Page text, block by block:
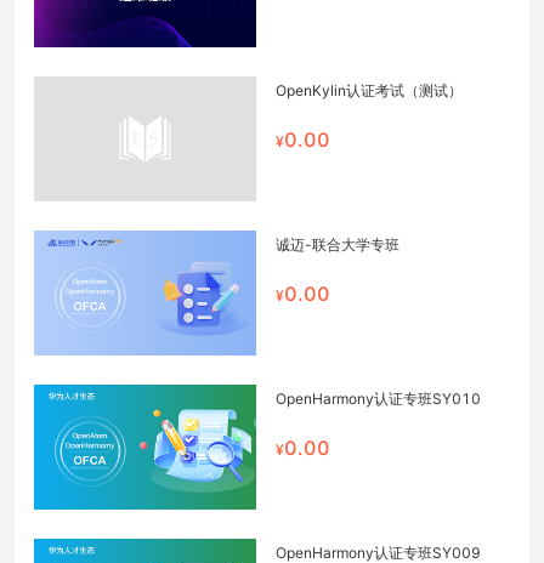
OpenKylin认证考试（测试）
0.00
诚迈-联合大学专班
0.00
OpenHarmony认证专班SY010
0.00
OpenHarmony认证专班SY009